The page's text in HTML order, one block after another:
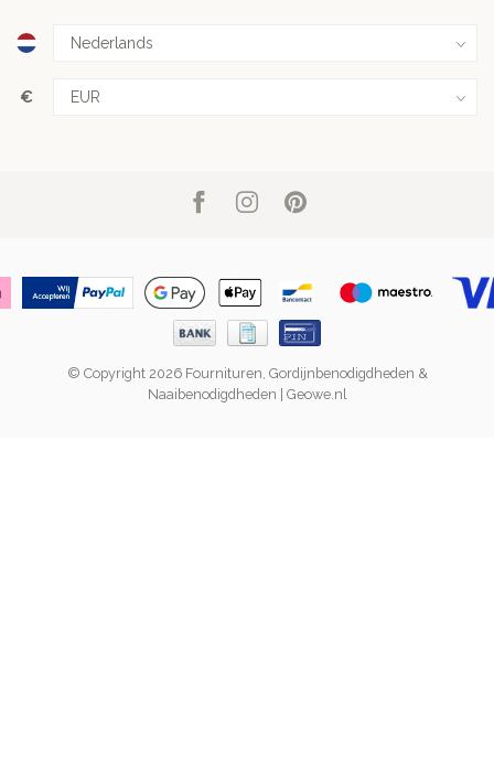
€
© Copyright 2026 Fournituren, Gordijnbenodigdheden &
Naaibenodigdheden | Geowe.nl